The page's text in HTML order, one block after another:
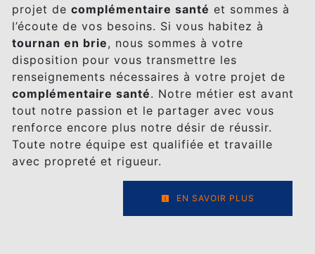
projet de complémentaire santé et sommes à
l’écoute de vos besoins. Si vous habitez à
tournan en brie, nous sommes à votre
disposition pour vous transmettre les
renseignements nécessaires à votre projet de
complémentaire santé. Notre métier est avant
tout notre passion et le partager avec vous
renforce encore plus notre désir de réussir.
Toute notre équipe est qualifiée et travaille
avec propreté et rigueur.
EN SAVOIR PLUS